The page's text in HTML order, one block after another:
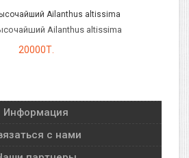
Ailanthus altissima
20000Т.
Информация
с нами